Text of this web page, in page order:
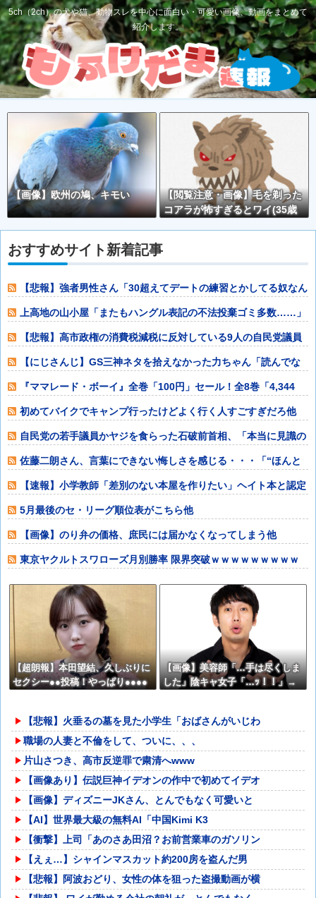
5ch（2ch）の犬や猫、動物スレを中心に面白い・可愛い画像、動画をまとめて
紹介します。
【画像】欧州の鳩、キモい
【閲覧注意・画像】毛を剃った
コアラが怖すぎるとワイ(35歳
おすすめサイト新着記事
【悲報】強者男性さん「30超えてデートの練習とかしてる奴なん
なんだ？普通
上高地の山小屋「またもハングル表記の不法投棄ゴミ多数……」
→韓国メディア
【悲報】高市政権の消費税減税に反対している9人の自民党議員
が全て判明ｗｗ
【にじさんじ】GS三神ネタを拾えなかった力ちゃん「読んでな
い俺が悪い……
『ママレード・ボーイ』全巻「100円」セール！全8巻「4,344
円」→「
初めてバイクでキャンプ行ったけどよく行く人すごすぎだろ他
自民党の若手議員かヤジを食らった石破前首相、「本当に見識の
ある人に当選期
佐藤二朗さん、言葉にできない悔しさを感じる・・・「“ほんと
うのこと”を僕
【速報】小学教師「差別のない本屋を作りたい」ヘイト本と認定
して排除する差
5月最後のセ・リーグ順位表がこちら他
【画像】のり弁の価格、庶民には届かなくなってしまう他
東京ヤクルトスワローズ月別勝率 限界突破ｗｗｗｗｗｗｗｗｗ
【超朗報】本田望結、久しぶりに
セクシー●●投稿！やっぱり●●●●
【画像】美容師「…手は尽くしま
した」陰キャ女子「…ｯ！！」→
【悲報】火垂るの墓を見た小学生「おばさんがいじわ
職場の人妻と不倫をして、ついに、、、
片山さつき、高市反逆罪で粛清へwww
【画像あり】伝説巨神イデオンの作中で初めてイデオ
【画像】ディズニーJKさん、とんでもなく可愛いと
【AI】世界最大級の無料AI「中国Kimi K3
【衝撃】上司「あのさあ田沼？お前営業車のガソリン
【えぇ…】シャインマスカット約200房を盗んだ男
【悲報】阿波おどり、女性の体を狙った盗撮動画が横